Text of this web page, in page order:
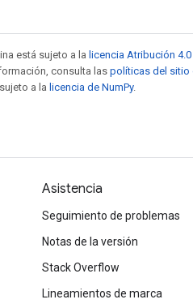
está sujeto a la licencia Atribución
consulta las políticas del sitio
a la licencia de NumPy.
Asistencia
Seguimiento de problemas
Notas de la versión
Stack Overflow
Lineamientos de marca